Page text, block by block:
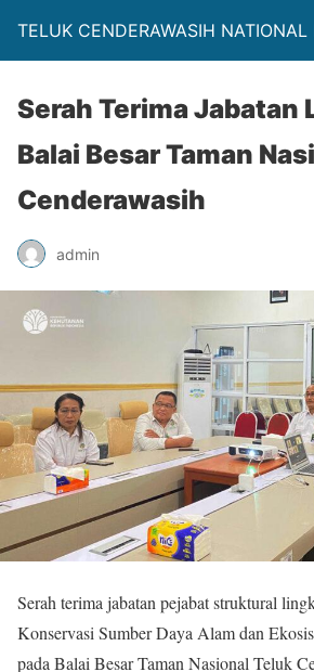
TELUK CENDERAWASIH NATIONAL
Serah Terima Jabatan
Balai Besar Taman
Cenderawasih
admin
Serah terima jabatan pejabat struktural
Konservasi Sumber Daya Alam dan
pada Balai Besar Taman Nasional Teluk